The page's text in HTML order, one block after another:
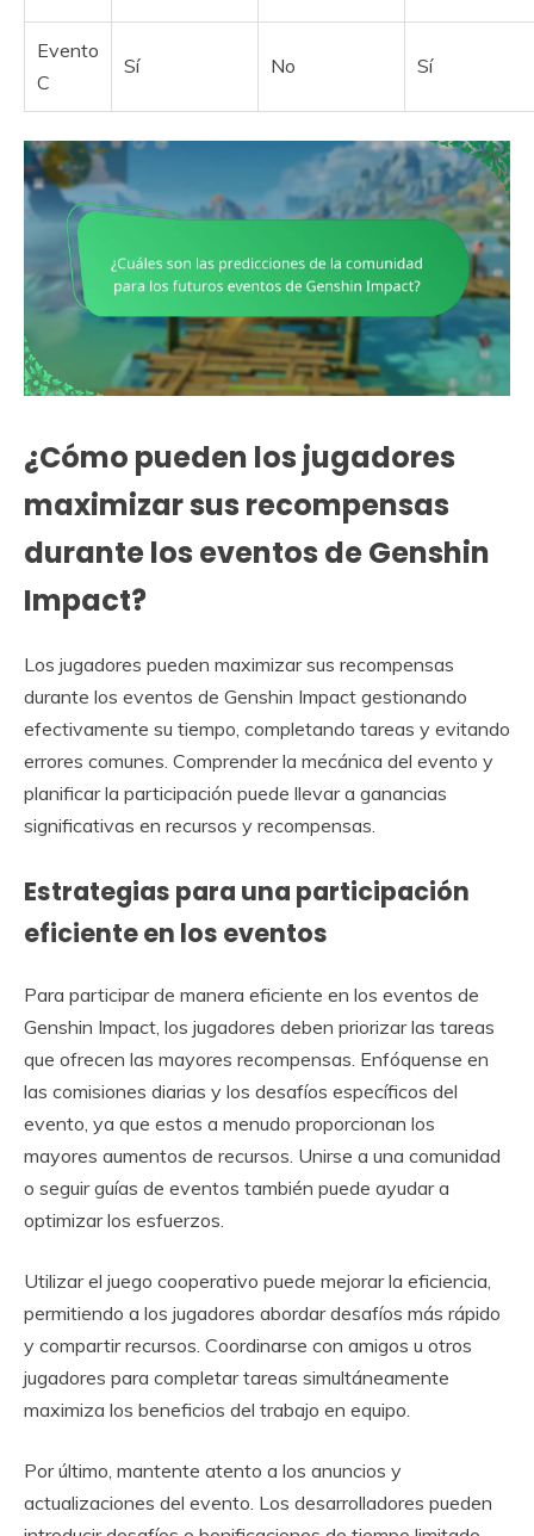
Evento
C
Sí No Sí
¿Cómo pueden los jugadores
maximizar sus recompensas
durante los eventos de Genshin
Impact?
Los jugadores pueden maximizar sus recompensas
durante los eventos de Genshin Impact gestionando
efectivamente su tiempo, completando tareas y evitando
errores comunes. Comprender la mecánica del evento y
planificar la participación puede llevar a ganancias
significativas en recursos y recompensas.
Estrategias para una participación
eficiente en los eventos
Para participar de manera eficiente en los eventos de
Genshin Impact, los jugadores deben priorizar las tareas
que ofrecen las mayores recompensas. Enfóquense en
las comisiones diarias y los desafíos específicos del
evento, ya que estos a menudo proporcionan los
mayores aumentos de recursos. Unirse a una comunidad
o seguir guías de eventos también puede ayudar a
optimizar los esfuerzos.
Utilizar el juego cooperativo puede mejorar la eficiencia,
permitiendo a los jugadores abordar desafíos más rápido
y compartir recursos. Coordinarse con amigos u otros
jugadores para completar tareas simultáneamente
maximiza los beneficios del trabajo en equipo.
Por último, mantente atento a los anuncios y
actualizaciones del evento. Los desarrolladores pueden